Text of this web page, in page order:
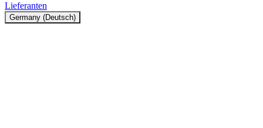
Lieferanten
Germany (Deutsch)